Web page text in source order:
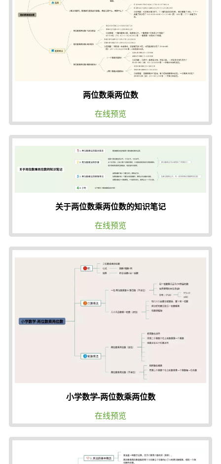
两位数乘两位数
在线预览
关于两位数乘两位数的知识笔记
在线预览
小学数学-两位数乘两位数
在线预览